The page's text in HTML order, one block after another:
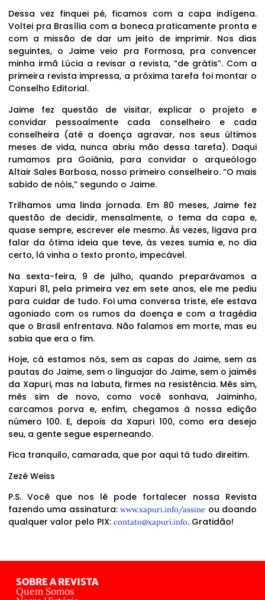
Dessa vez finquei pé, ficamos com a capa indígena.
Voltei pra Brasília com a boneca praticamente pronta e
com a missão de dar um jeito de imprimir. Nos dias
seguintes, o Jaime veio pra Formosa, pra convencer
minha irmã Lúcia a revisar a revista, “de grátis”. Com a
primeira revista impressa, a próxima tarefa foi montar o
Conselho Editorial.
Jaime fez questão de visitar, explicar o projeto e
convidar pessoalmente cada conselheiro e cada
conselheira (até a doença agravar, nos seus últimos
meses de vida, nunca abriu mão dessa tarefa). Daqui
rumamos pra Goiânia, para convidar o arqueólogo
Altair Sales Barbosa, nosso primeiro conselheiro. “O mais
sabido de nóis,” segundo o Jaime.
Trilhamos uma linda jornada. Em 80 meses, Jaime fez
questão de decidir, mensalmente, o tema da capa e,
quase sempre, escrever ele mesmo. Às vezes, ligava pra
falar da ótima ideia que teve, às vezes sumia e, no dia
certo, lá vinha o texto pronto, impecável.
Na sexta-feira, 9 de julho, quando preparávamos a
Xapuri 81, pela primeira vez em sete anos, ele me pediu
para cuidar de tudo. Foi uma conversa triste, ele estava
agoniado com os rumos da doença e com a tragédia
que o Brasil enfrentava. Não falamos em morte, mas eu
sabia que era o fim.
Hoje, cá estamos nós, sem as capas do Jaime, sem as
pautas do Jaime, sem o linguajar do Jaime, sem o jaimês
da Xapuri, mas na labuta, firmes na resistência. Mês sim,
mês sim de novo, como você sonhava, Jaiminho,
carcamos porva e, enfim, chegamos à nossa edição
número 100. E, depois da Xapuri 100, como era desejo
seu, a gente segue esperneando.
Fica tranquilo, camarada, que por aqui tá tudo direitim.
Zezé Weiss
P.S. Você que nos lê pode fortalecer nossa Revista
fazendo uma assinatura:www.xapuri.info/assine ou doando
qualquer valor pelo PIX: contato@xapuri.info. Gratidão!
SOBRE A REVISTA
Quem Somos